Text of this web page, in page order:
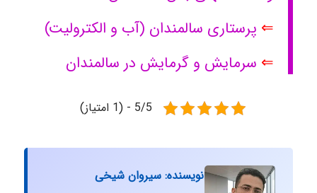
⇐ پرستاری سالمندان (آب و الکترولیت)
⇐ سرمایش و گرمایش در سالمندان
5/5 - (1 امتیاز)
نویسنده: سیروان شیخی